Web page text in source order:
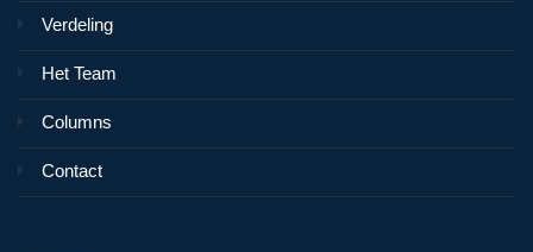
Verdeling
Het Team
Columns
Contact